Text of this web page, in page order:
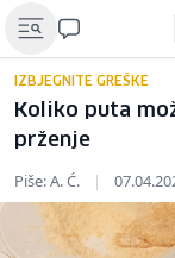
IZBJEGNITE GREŠKE
Koliko puta
prženje
Piše: A. Ć. |